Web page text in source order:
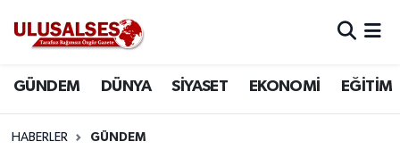
GÜNDEM DÜNYA SİYASET EKONOMİ EĞİTİM
HABERLER GÜNDEM
DÜNYA
Trafik Durumu